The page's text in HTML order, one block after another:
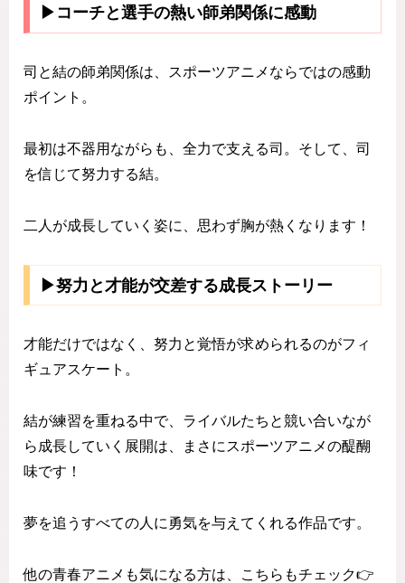
▶コーチと選手の熱い師弟関係に感動
司と結の師弟関係は、スポーツアニメならではの感動
ポイント。
最初は不器用ながらも、全力で支える司。そして、司
を信じて努力する結。
二人が成長していく姿に、思わず胸が熱くなります！
▶努力と才能が交差する成長ストーリー
才能だけではなく、努力と覚悟が求められるのがフィ
ギュアスケート。
結が練習を重ねる中で、ライバルたちと競い合いなが
ら成長していく展開は、まさにスポーツアニメの醍醐
味です！
夢を追うすべての人に勇気を与えてくれる作品です。
他の青春アニメも気になる方は、こちらもチェック👉